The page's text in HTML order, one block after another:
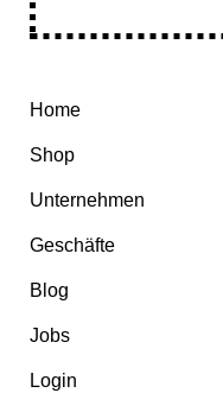
Home
Shop
Unternehmen
Geschäfte
Blog
Jobs
Login